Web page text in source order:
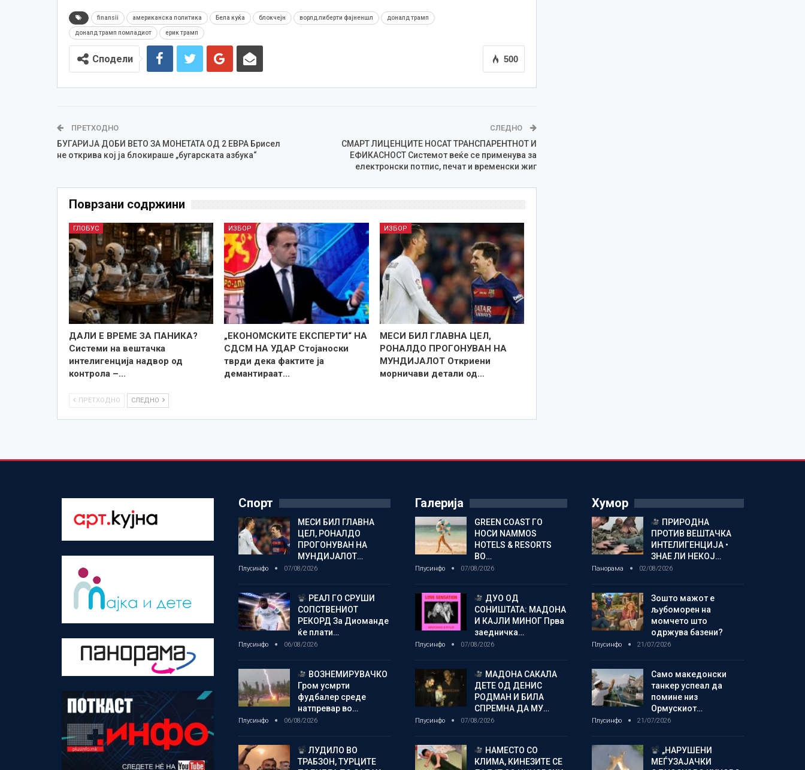
finansii американска политика Бела куќа блокчејн ворлд либерти фајненшл доналд трамп
доналд трамп помладиот ерик трамп
500
Сподели
ПРЕТХОДНО
БУГАРИЈА ДОБИ ВЕТО ЗА МОНЕТАТА ОД 2 ЕВРА Брисел
не открива кој ја блокираше „бугарската азбука“
СЛЕДНО
СМАРТ ЛИЦЕНЦИТЕ НОСАТ ТРАНСПАРЕНТНОТ И
ЕФИКАСНОСТ Системот веќе се применува за
електронски потпис, печат и временски жиг
Поврзани содржини
ГЛОБУС
ДАЛИ Е ВРЕМЕ ЗА ПАНИКА?
Системи на вештачка
интелигенција надвор од
контрола –…
ИЗБОР
„ЕКОНОМСКИТЕ ЕКСПЕРТИ“ НА
СДСМ НА УДАР Стојаноски
тврди дека фактите ја
демантираат…
ИЗБОР
МЕСИ БИЛ ГЛАВНА ЦЕЛ,
РОНАЛДО ПРОГОНУВАН НА
МУНДИЈАЛОТ Откриени
морничави детали од…
ПРЕТХОДНО СЛЕДНО
Спорт
МЕСИ БИЛ ГЛАВНА
ЦЕЛ, РОНАЛДО
ПРОГОНУВАН НА
МУНДИЈАЛОТ…
Плусинфо 07/08/2026
РЕАЛ ГО СРУШИ
СОПСТВЕНИОТ
РЕКОРД За Диоманде
ќе плати…
Плусинфо 06/08/2026
ВОЗНЕМИРУВАЧКО
Гром усмрти
фудбалер среде
натпревар во…
Плусинфо 06/08/2026
ЛУДИЛО ВО
ТРАБЗОН, ТУРЦИТЕ
Галерија
GREEN COAST ГО
НОСИ NAMMOS
HOTELS & RESORTS
ВО…
Плусинфо 07/08/2026
ДУО ОД
СОНИШТАТА: МАДОНА
И КАЈЛИ МИНОГ Прва
заедничка…
Плусинфо 07/08/2026
МАДОНА САКАЛА
ДЕТЕ ОД ДЕНИС
РОДМАН И БИЛА
СПРЕМНА ДА МУ…
Плусинфо 07/08/2026
НАМЕСТО СО
КЛИМА, КИНЕЗИТЕ СЕ
Хумор
ПРИРОДНА
ПРОТИВ ВЕШТАЧКА
ИНТЕЛИГЕНЦИЈА •
ЗНАЕ ЛИ НЕКОЈ…
Панорама 02/08/2026
Зошто мажот е
љубоморен на
момчето што
одржува базени?
Плусинфо 21/07/2026
Само македонски
танкер успеал да
помине низ
Ормускиот…
Плусинфо 21/07/2026
„НАРУШЕНИ
МЕЃУЗАЈАЧКИ